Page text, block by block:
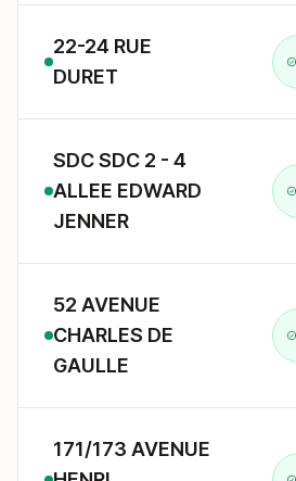
22-24 RUE
DURET
SDC SDC 2 - 4
ALLEE EDWARD
JENNER
52 AVENUE
CHARLES DE
GAULLE
171/173 AVENUE